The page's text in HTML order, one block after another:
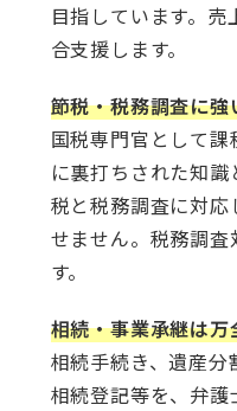
目指しています。
合支援します。
節税・税務調査に強
国税専門官として
に裏打ちされた知
税と税務調査に対
せません。税務調
す。
相続・事業承継は万
相続手続き、遺産分
相続登記等を、弁